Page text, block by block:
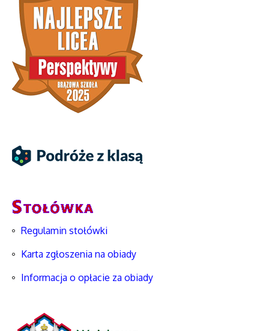
Regulamin stołówki
Karta zgłoszenia na obiady
Informacja o opłacie za obiady